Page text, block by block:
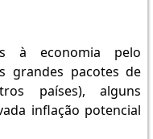
à economia pelo
grandes pacotes de
países), alguns
inflação potencial